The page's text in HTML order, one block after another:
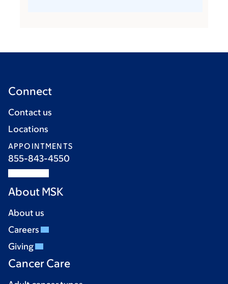
Connect
Contact us
Locations
APPOINTMENTS
855-843-4550
About MSK
About us
Careers
Giving
Cancer Care